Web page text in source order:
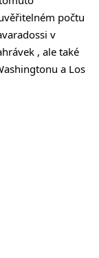
počtu
v
, ale také
a Los